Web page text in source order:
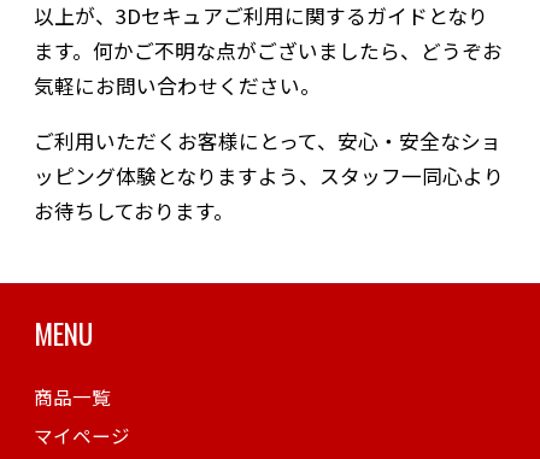
以上が、3Dセキュアご利用に関するガイドとなり
ます。何かご不明な点がございましたら、どうぞお
気軽にお問い合わせください。
ご利用いただくお客様にとって、安心・安全なショ
ッピング体験となりますよう、スタッフ一同心より
お待ちしております。
MENU
商品一覧
マイページ